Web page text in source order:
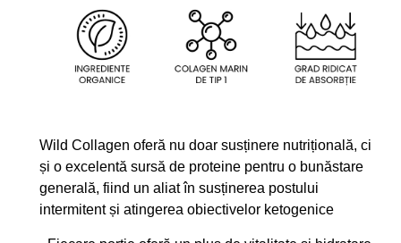
Wild Collagen oferă nu doar susținere nutrițională, ci
și o excelentă sursă de proteine pentru o bunăstare
generală, fiind un aliat în susținerea postului
intermitent și atingerea obiectivelor ketogenice